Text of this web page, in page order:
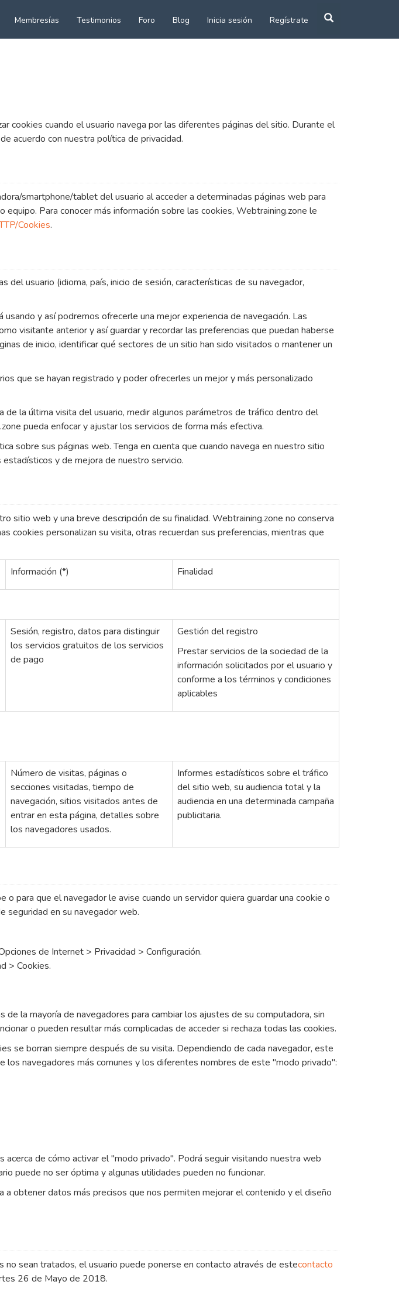
Membresías Testimonios Foro Blog Inicia sesión Regístrate Buscar ahora
de
cookies cuando el usuario navega por las diferentes páginas del sitio. Durante el
acuerdo con nuestra política de privacidad.
smartphone/tablet del usuario al acceder a determinadas páginas web para
Para conocer más información sobre las cookies, Webtraining.zone le
Cookies.
usuario (idioma, país, inicio de sesión, características de su navegador,
y así podremos ofrecerle una mejor experiencia de navegación. Las
visitante anterior y así guardar y recordar las preferencias que puedan haberse
de inicio, identificar qué sectores de un sitio han sido visitados o mantener un
que se hayan registrado y poder ofrecerles un mejor y más personalizado
la última visita del usuario, medir algunos parámetros de tráfico dentro del
pueda enfocar y ajustar los servicios de forma más efectiva.
sobre sus páginas web. Tenga en cuenta que cuando navega en nuestro sitio
y de mejora de nuestro servicio.
sitio web y una breve descripción de su finalidad. Webtraining.zone no conserva
cookies personalizan su visita, otras recuerdan sus preferencias, mientras que
Información (*) Finalidad
Sesión, registro, datos para distinguir
los servicios gratuitos de los servicios
de pago
Gestión del registro
Prestar servicios de la sociedad de la
información solicitados por el usuario y
conforme a los términos y condiciones
aplicables
Número de visitas, páginas o
secciones visitadas, tiempo de
navegación, sitios visitados antes de
entrar en esta página, detalles sobre
los navegadores usados.
Informes estadísticos sobre el tráfico
del sitio web, su audiencia total y la
audiencia en una determinada campaña
publicitaria.
para que el navegador le avise cuando un servidor quiera guardar una cookie o
seguridad en su navegador web.
de Internet > Privacidad > Configuración.
> Cookies.
la mayoría de navegadores para cambiar los ajustes de su computadora, sin
o pueden resultar más complicadas de acceder si rechaza todas las cookies.
se borran siempre después de su visita. Dependiendo de cada navegador, este
navegadores más comunes y los diferentes nombres de este "modo privado":
de cómo activar el "modo privado". Podrá seguir visitando nuestra web
puede no ser óptima y algunas utilidades pueden no funcionar.
obtener datos más precisos que nos permiten mejorar el contenido y el diseño
sean tratados, el usuario puede ponerse en contacto através de estecontacto
26 de Mayo de 2018.